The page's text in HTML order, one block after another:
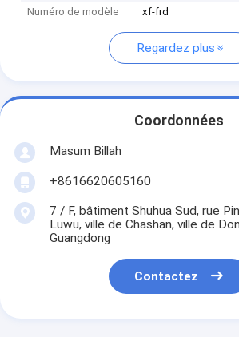
Numéro de modèle
xf-frd
Regardez plus
Coordonnées
Masum Billah
+8616620605160
7 / F, bâtiment Shuhua Sud, rue
Luwu, ville de Chashan, ville de
Guangdong
Contactez